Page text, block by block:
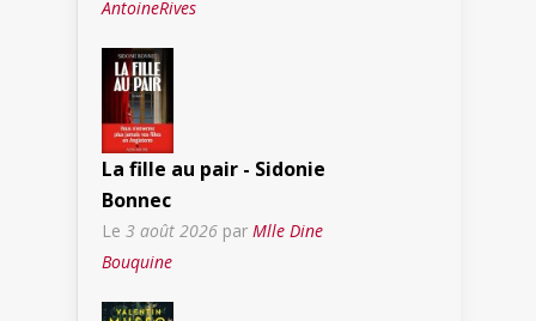
AntoineRives
La fille au pair - Sidonie
Bonnec
Le 3 août 2026 par Mlle Dine
Bouquine